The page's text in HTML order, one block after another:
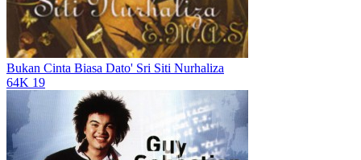
Bukan Cinta Biasa Dato' Sri Siti Nurhaliza
64K 19